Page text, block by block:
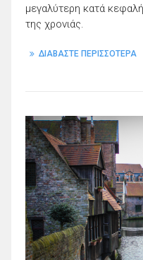
μεγαλύτερη κατά
της χρονιάς.
ΔΙΑΒΑΣΤΕ ΠΕΡΙΣΣΟΤΕΡΑ